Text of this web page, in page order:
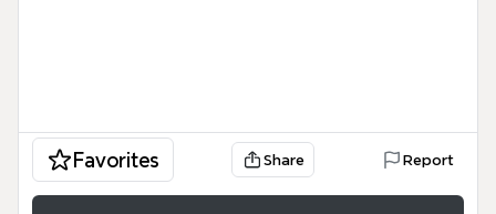
Favorites Share Report